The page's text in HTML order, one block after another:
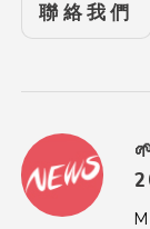
聯絡我們